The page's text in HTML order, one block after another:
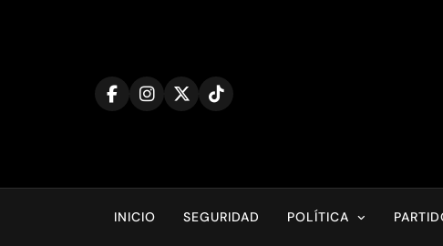
INICIO SEGURIDAD POLÍTICA